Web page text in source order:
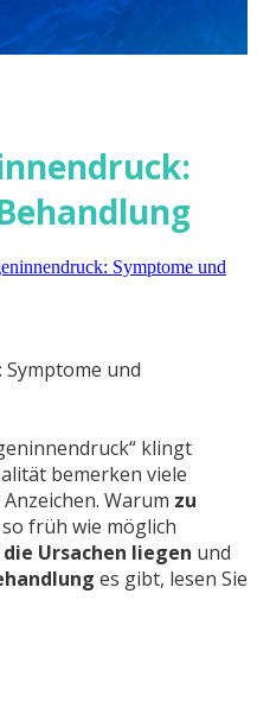
Symptome und
klingt
bemerken viele
Warum zu
früh wie möglich
Ursachen liegen und
es gibt, lesen Sie